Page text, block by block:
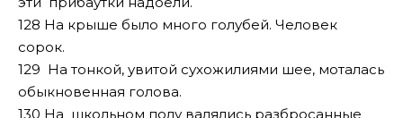
128 На крыше было много голубей. Человек
соpок.
129 На тонкой, увитой сухожилиями шее, моталась
обыкновенная голова.
130 На школьном полу валялись разбросанные